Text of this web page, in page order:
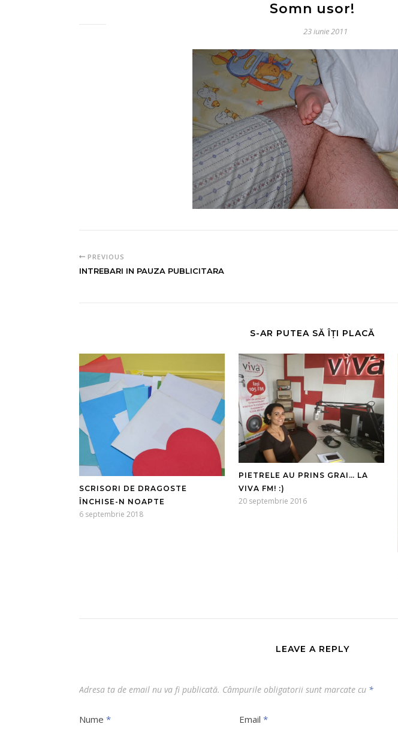
Somn usor!
23 iunie 2011
PREVIOUS
INTREBARI IN PAUZA PUBLICITARA
S-AR PUTEA SĂ ÎȚI PLACĂ
SCRISORI DE DRAGOSTE
ÎNCHISE-N NOAPTE
6 septembrie 2018
PIETRELE AU PRINS GRAI… LA
VIVA FM! :)
20 septembrie 2016
LEAVE A REPLY
Adresa ta de email nu va fi publicată. Câmpurile obligatorii sunt marcate cu *
Nume * Email *